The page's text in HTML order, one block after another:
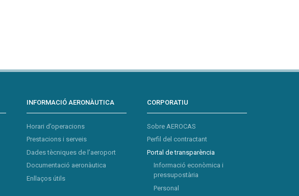
INFORMACIÓ AERONÀUTICA
Horari d’operacions
Prestacions i serveis
Dades tècniques de l’aeroport
Documentació aeronàutica
Enllaços útils
CORPORATIU
Sobre AEROCAS
Perfil del contractant
Portal de transparència
Informació econòmica i
pressupostària
Personal